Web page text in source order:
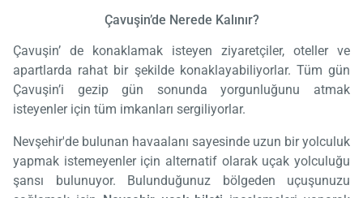
Çavuşin’de Nerede Kalınır?
Çavuşin’ de konaklamak isteyen ziyaretçiler, oteller ve
apartlarda rahat bir şekilde konaklayabiliyorlar. Tüm gün
Çavuşin’i gezip gün sonunda yorgunluğunu atmak
isteyenler için tüm imkanları sergiliyorlar.
Nevşehir'de bulunan havaalanı sayesinde uzun bir yolculuk
yapmak istemeyenler için alternatif olarak uçak yolculuğu
şansı bulunuyor. Bulunduğunuz bölgeden uçuşunuzu